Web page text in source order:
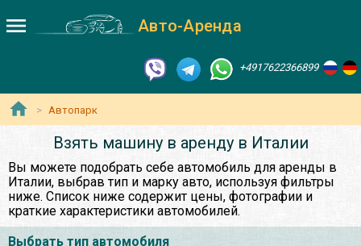
Авто-Аренда
+4917622366899
Автопарк
Взять машину в аренду в Италии
Вы можете подобрать себе автомобиль для аренды в
Италии, выбрав тип и марку авто, используя фильтры
ниже. Список ниже содержит цены, фотографии и
краткие характеристики автомобилей.
Выбрать тип автомобиля